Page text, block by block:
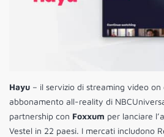
Hayu – il servizio di streaming video on
abbonamento all-reality di
partnership con Foxxum per lanciare
Vestel in 22 paesi. I mercati includono